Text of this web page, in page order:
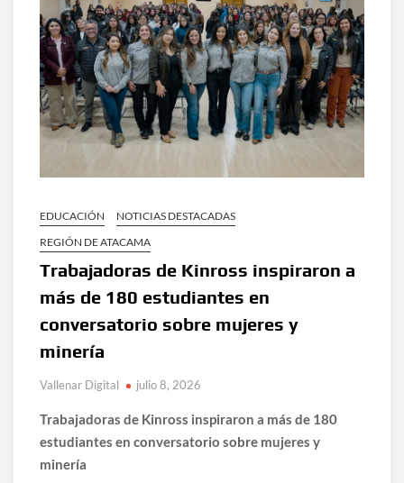
EDUCACIÓN
NOTICIAS DESTACADAS
REGIÓN DE ATACAMA
Trabajadoras de Kinross inspiraron a
más de 180 estudiantes en
conversatorio sobre mujeres y
minería
Vallenar Digital julio 8, 2026
Trabajadoras de Kinross inspiraron a más de 180
estudiantes en conversatorio sobre mujeres y
minería